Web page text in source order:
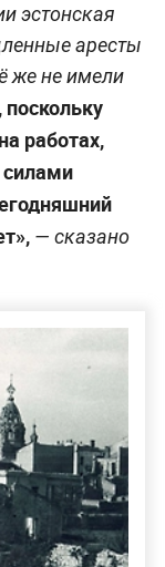
эстонская
аресты
же не имели
работах,
силами
— сказано